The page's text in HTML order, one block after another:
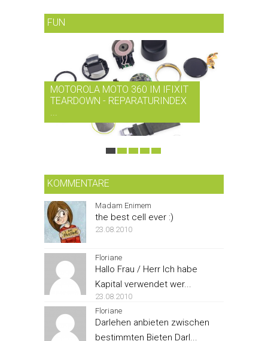
FUN
MOTOROLA MOTO 360 IM IFIXIT
TEARDOWN - REPARATURINDEX
KOMMENTARE
Madam Enimem
the best cell ever :)
23.08.2010
Floriane
Hallo Frau / Herr Ich habe
Kapital verwendet wer...
23.08.2010
Floriane
Darlehen anbieten zwischen
bestimmten Bieten Darl...